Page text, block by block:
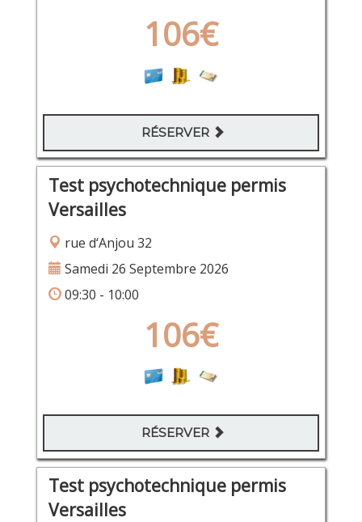
106€
RÉSERVER
Test psychotechnique permis
Versailles
rue d‘Anjou 32
Samedi 26 Septembre 2026
09:30 - 10:00
106€
RÉSERVER
Test psychotechnique permis
Versailles